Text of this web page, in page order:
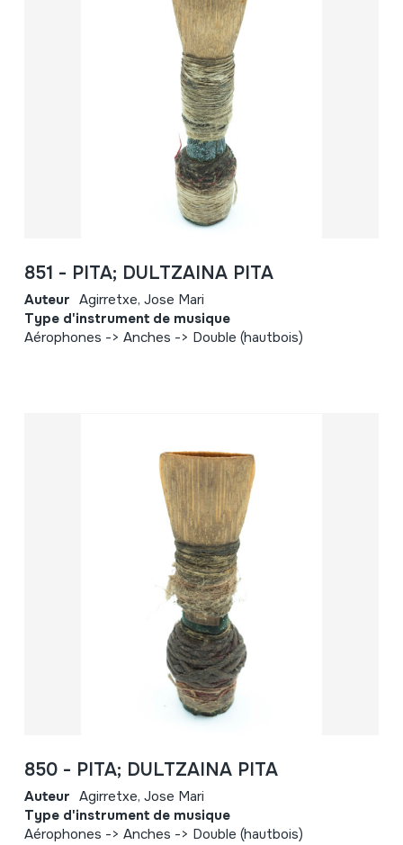
851 - PITA; DULTZAINA PITA
Auteur Agirretxe, Jose Mari
Type d'instrument de musique
Aérophones -> Anches -> Double (hautbois)
850 - PITA; DULTZAINA PITA
Auteur Agirretxe, Jose Mari
Type d'instrument de musique
Aérophones -> Anches -> Double (hautbois)